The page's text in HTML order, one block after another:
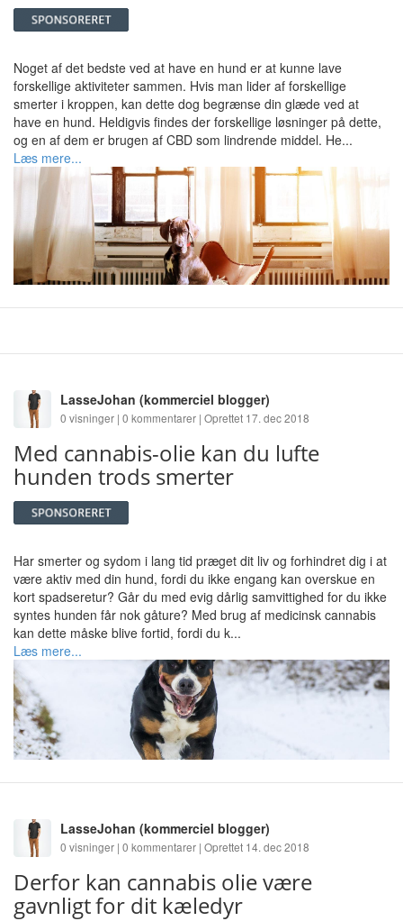
Noget af det bedste ved at have en hund er at kunne lave
forskellige aktiviteter sammen. Hvis man lider af forskellige
smerter i kroppen, kan dette dog begrænse din glæde ved at
have en hund. Heldigvis findes der forskellige løsninger på dette,
og en af dem er brugen af CBD som lindrende middel. He...
Læs mere...
LasseJohan (kommerciel blogger)
0 visninger | 0 kommentarer | Oprettet 17. dec 2018
Med cannabis-olie kan du lufte
hunden trods smerter
Har smerter og sydom i lang tid præget dit liv og forhindret dig i at
være aktiv med din hund, fordi du ikke engang kan overskue en
kort spadseretur? Går du med evig dårlig samvittighed for du ikke
syntes hunden får nok gåture? Med brug af medicinsk cannabis
kan dette måske blive fortid, fordi du k...
Læs mere...
LasseJohan (kommerciel blogger)
0 visninger | 0 kommentarer | Oprettet 14. dec 2018
Derfor kan cannabis olie være
gavnligt for dit kæledyr